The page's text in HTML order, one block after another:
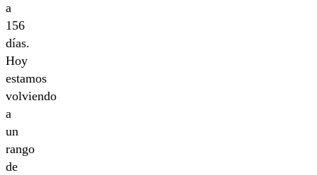
a
156
días.
Hoy
estamos
volviendo
a
un
rango
de